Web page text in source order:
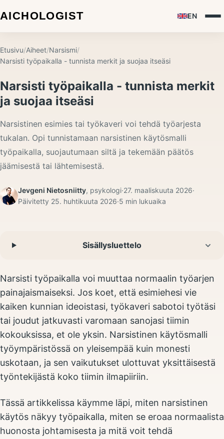
EN
Etusivu/Aiheet/Narsismi/
Narsisti työpaikalla - tunnista merkit ja suojaa itseäsi
Narsisti työpaikalla - tunnista merkit
ja suojaa itseäsi
Narsistinen esimies tai työkaveri voi tehdä työarjesta
tukalan. Opi tunnistamaan narsistinen käytösmalli
työpaikalla, suojautumaan siltä ja tekemään päätös
jäämisestä tai lähtemisestä.
Jevgeni Nietosniitty, psykologi·27. maaliskuuta 2026·
Päivitetty 25. huhtikuuta 2026·5 min lukuaika
Sisällysluettelo
Narsisti työpaikalla voi muuttaa normaalin työarjen
painajaismaiseksi. Jos koet, että esimiehesi vie
kaiken kunnian ideoistasi, työkaveri sabotoi työtäsi
tai joudut jatkuvasti varomaan sanojasi tiimin
kokouksissa, et ole yksin. Narsistinen käytösmalli
työympäristössä on yleisempää kuin monesti
uskotaan, ja sen vaikutukset ulottuvat yksittäisestä
työntekijästä koko tiimin ilmapiiriin.
Tässä artikkelissa käymme läpi, miten narsistinen
käytös näkyy työpaikalla, miten se eroaa normaalista
huonosta johtamisesta ja mitä voit tehdä